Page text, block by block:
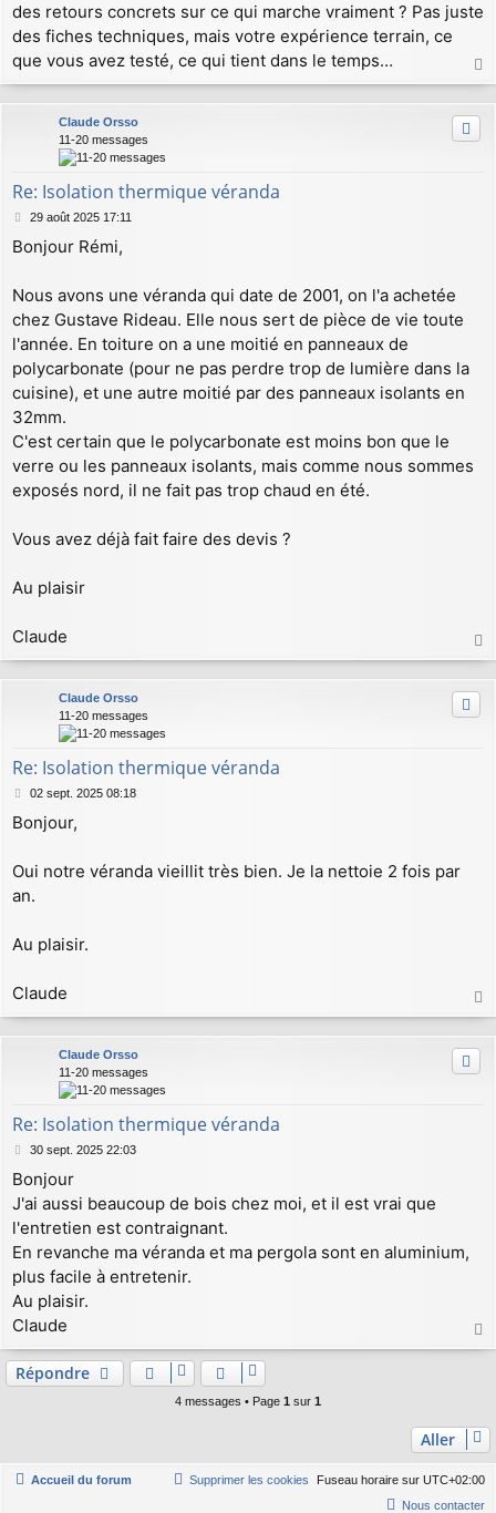
des retours concrets sur ce qui marche vraiment ? Pas juste
des fiches techniques, mais votre expérience terrain, ce
que vous avez testé, ce qui tient dans le temps…
a
u
Claude Orsso
11-20 messages
Re: Isolation thermique véranda
M
s
g
e
29 août 2025 17:11
Bonjour Rémi,
Nous avons une véranda qui date de 2001, on l'a achetée
chez Gustave Rideau. Elle nous sert de pièce de vie toute
l'année. En toiture on a une moitié en panneaux de
polycarbonate (pour ne pas perdre trop de lumière dans la
cuisine), et une autre moitié par des panneaux isolants en
32mm.
C'est certain que le polycarbonate est moins bon que le
verre ou les panneaux isolants, mais comme nous sommes
exposés nord, il ne fait pas trop chaud en été.
Vous avez déjà fait faire des devis ?
Au plaisir
Claude
a
u
Claude Orsso
11-20 messages
Re: Isolation thermique véranda
M
s
g
e
02 sept. 2025 08:18
Bonjour,
Oui notre véranda vieillit très bien. Je la nettoie 2 fois par
an.
Au plaisir.
Claude
a
u
Claude Orsso
11-20 messages
Re: Isolation thermique véranda
M
s
s
g
e
30 sept. 2025 22:03
Bonjour
J'ai aussi beaucoup de bois chez moi, et il est vrai que
l'entretien est contraignant.
En revanche ma véranda et ma pergola sont en aluminium,
plus facile à entretenir.
Au plaisir.
Claude
a
Répondre
4 messages • Page 1 sur 1
Aller
Accueil du forum Fuseau horaire sur UTC+02:00
Supprimer les cookies
Nous contacter